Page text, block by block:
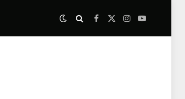
Facebook
X
Instagram
YouTube